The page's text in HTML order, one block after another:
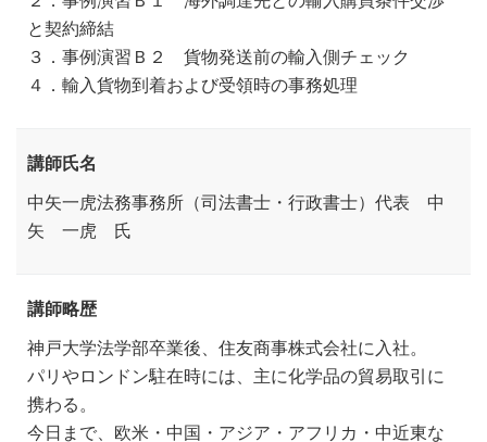
と契約締結
３．事例演習Ｂ２ 貨物発送前の輸入側チェック
４．輸入貨物到着および受領時の事務処理
講師氏名
中矢一虎法務事務所（司法書士・行政書士）代表 中
矢 一虎 氏
講師略歴
神戸大学法学部卒業後、住友商事株式会社に入社。
パリやロンドン駐在時には、主に化学品の貿易取引に
携わる。
今日まで、欧米・中国・アジア・アフリカ・中近東な